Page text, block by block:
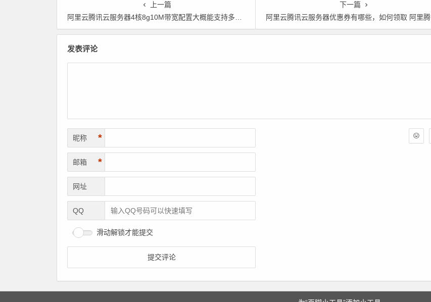
上一篇
阿里云腾讯云服务器4核8g10M带宽配置大概能支持多少访问 代金券优惠
下一篇
阿里云腾讯云服务器优惠券有哪些，如何领取 阿里腾讯云代金券优惠券
发表评论
昵称 *
邮箱 *
网址
QQ
滑动解锁才能提交